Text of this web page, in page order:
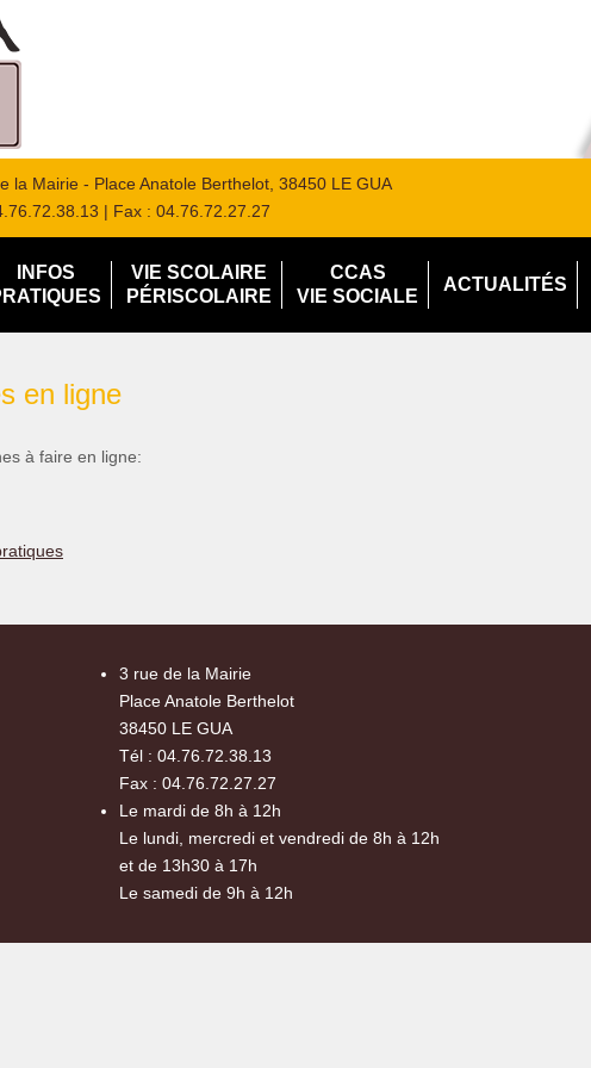
la Mairie - Place Anatole Berthelot, 38450 LE GUA
| Fax : 04.76.72.27.27
INFOS
VIE SCOLAIRE
PÉRISCOLAIRE
CCAS
VIE SOCIALE
ACTUALITÉS
en ligne
à faire en ligne:
3 rue de la Mairie
Place Anatole Berthelot
38450 LE GUA
Tél : 04.76.72.38.13
Fax : 04.76.72.27.27
Le mardi de 8h à 12h
Le lundi, mercredi et vendredi de 8h à 12h
et de 13h30 à 17h
Le samedi de 9h à 12h